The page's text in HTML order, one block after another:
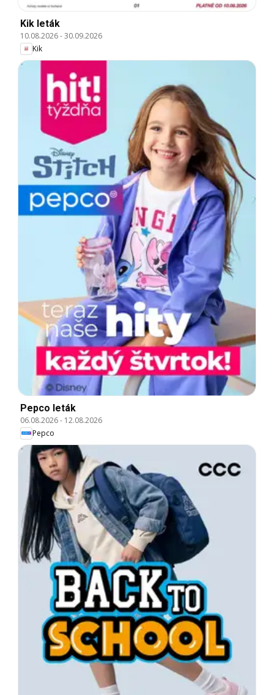
Kik leták
10.08.2026-30.09.2026
Kik
Pepco leták
06.08.2026- 12.08.2026
Pepco